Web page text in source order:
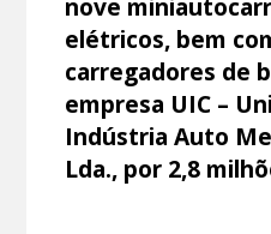
nove
elétricos, bem
carregadores de
empresa UIC –
Indústria Auto
Lda., por 2,8